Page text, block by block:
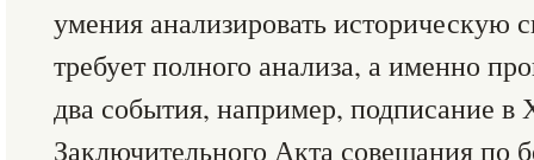
умения анализировать историческую
требует полного анализа, а именно
два события, например, подписание в
Заключительного Акта совещания по